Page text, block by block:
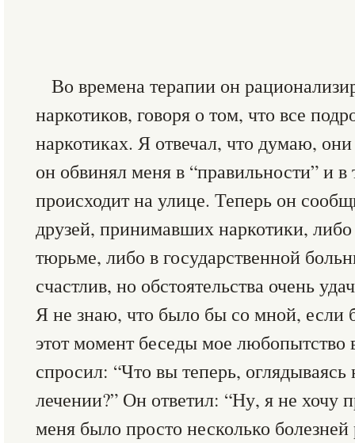
Во времена терапии он
наркотиков, говоря о том, что все
наркотиках. Я отвечал, что думаю, они
он обвинял меня в “правильности” и
происходит на улице. Теперь он
друзей, принимавших наркотики,
тюрьме, либо в государственной
счастлив, но обстоятельства очень
Я не знаю, что было бы со мной, если
этот момент беседы мое любопытство
спросил: “Что вы теперь, оглядываясь
лечении?” Он ответил: “Ну, я не хочу
меня было просто несколько болезней